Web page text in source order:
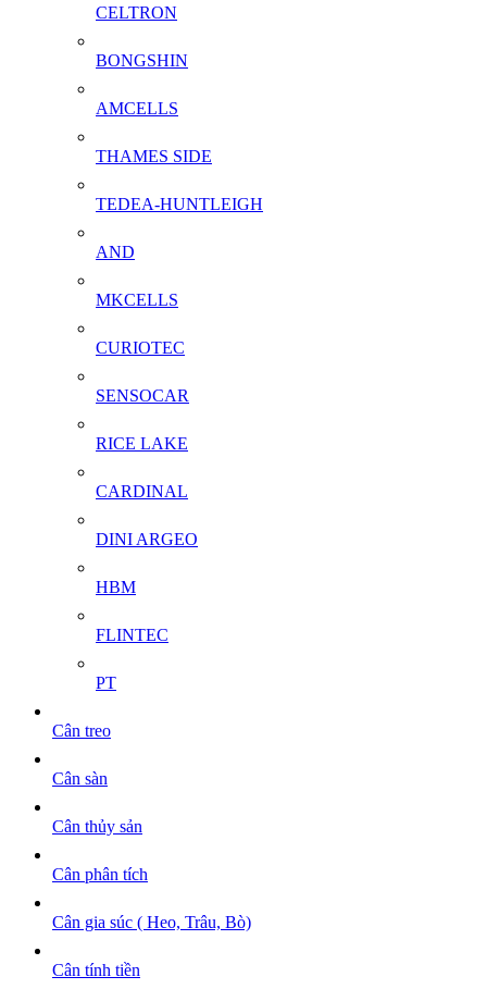
CELTRON
BONGSHIN
AMCELLS
THAMES SIDE
TEDEA-HUNTLEIGH
AND
MKCELLS
CURIOTEC
SENSOCAR
RICE LAKE
CARDINAL
DINI ARGEO
HBM
FLINTEC
PT
Cân treo
Cân sàn
Cân thủy sản
Cân phân tích
Cân gia súc ( Heo, Trâu, Bò)
Cân tính tiền